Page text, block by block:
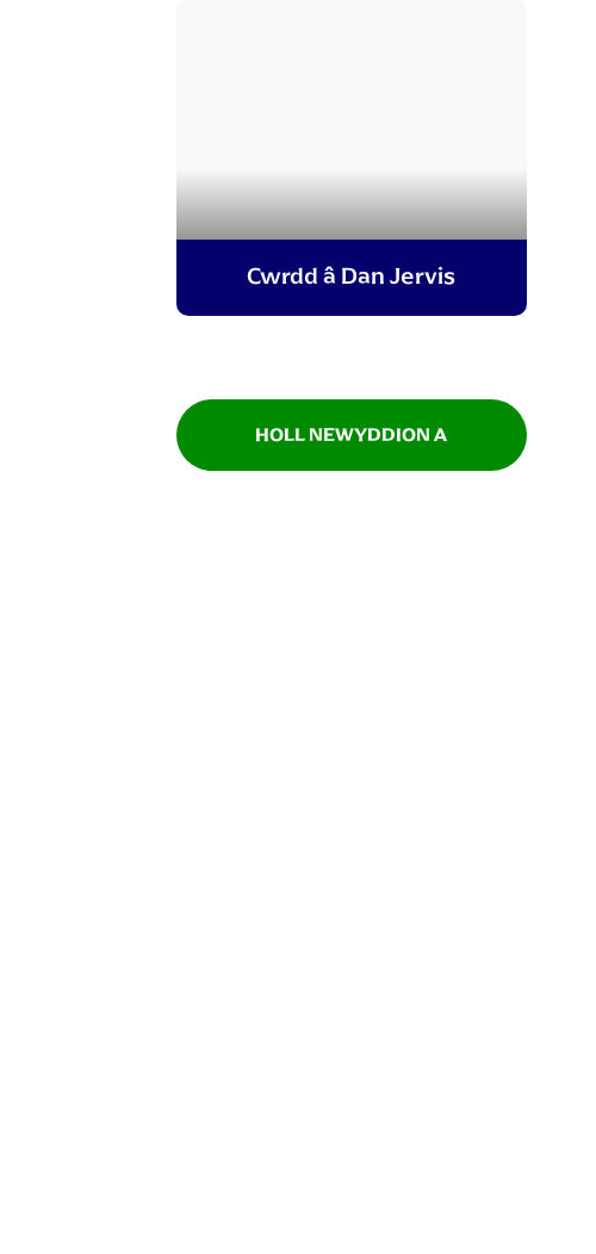
Cwrdd â Dan Jervis
HOLL NEWYDDION A